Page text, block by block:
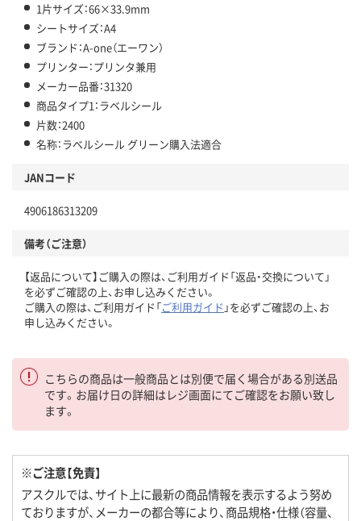
1片サイズ：66×33.9mm
シートサイズ：A4
ブランド：A-one（エーワン）
プリンター：プリンタ兼用
メーカー品番：31320
商品タイプ1：ラベルシール
片数：2400
名称：ラベルシール グリーン購入法適合
JANコード
4906186313209
備考（ご注意）
【返品について】ご購入の際は、ご利用ガイド「返品・交換について」
を必ずご確認の上、お申し込みください。
ご購入の際は、ご利用ガイド「ご利用ガイド 」を必ずご確認の上、お
申し込みください。
こちらの商品は一般商品とは別便で届く場合がある別送品
です。お届け日の詳細はレジ画面にてご確認をお願い致し
ます。
※ご注意【免責】
アスクルでは、サイト上に最新の商品情報を表示するよう努め
ておりますが、メーカーの都合等により、商品規格・仕様（容量、